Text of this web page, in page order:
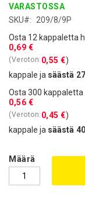
VARASTOSSA
SKU
209/8/9P
Osta 12 kappaletta
0,69 €
0,55 €
kappale ja säästä 27
Osta 300 kappaletta
0,56 €
0,45 €
kappale ja säästä 40
Määrä